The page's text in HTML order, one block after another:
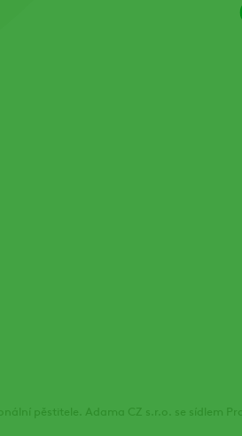
pěstitele. Adama CZ s.r.o. se sídlem